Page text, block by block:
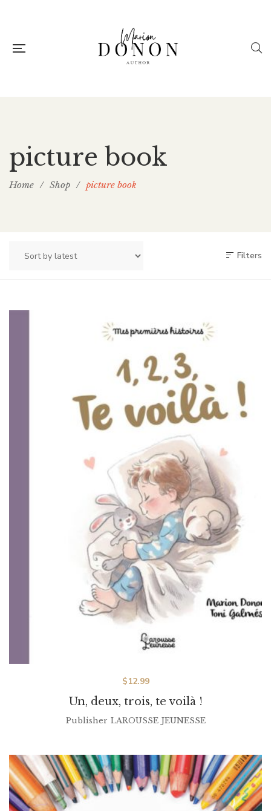
picture book
Home / Shop / picture book
Filters
Un, deux, trois, te voilà !
$12.99
Publisher LAROUSSE JEUNESSE